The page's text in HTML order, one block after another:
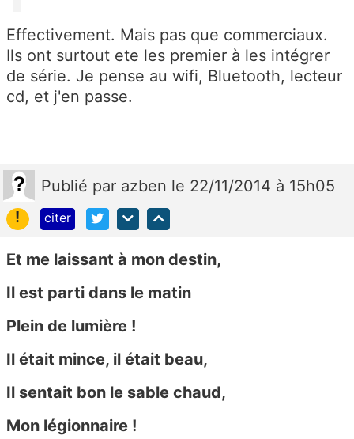
Effectivement. Mais pas que commerciaux.
Ils ont surtout ete les premier à les intégrer
de série. Je pense au wifi, Bluetooth, lecteur
cd, et j'en passe.
Publié par azben le 22/11/2014 à 15h05
!
citer
Et me laissant à mon destin,
Il est parti dans le matin
Plein de lumière !
Il était mince, il était beau,
Il sentait bon le sable chaud,
Mon légionnaire !